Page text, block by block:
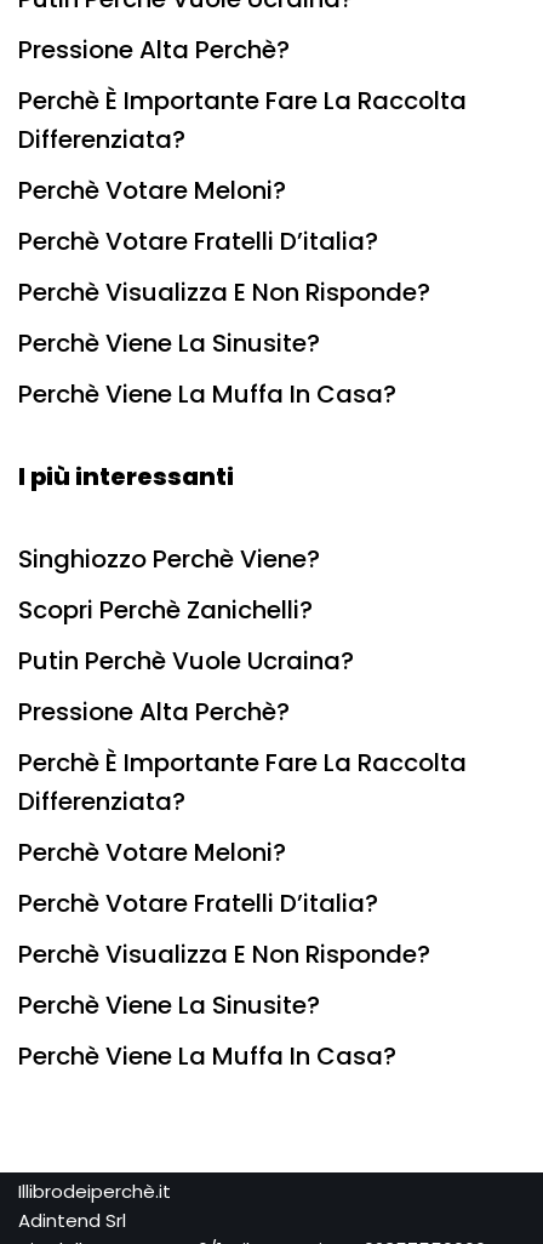
Pressione Alta Perchè?
Perchè È Importante Fare La Raccolta
Differenziata?
Perchè Votare Meloni?
Perchè Votare Fratelli D’italia?
Perchè Visualizza E Non Risponde?
Perchè Viene La Sinusite?
Perchè Viene La Muffa In Casa?
I più interessanti
Singhiozzo Perchè Viene?
Scopri Perchè Zanichelli?
Putin Perchè Vuole Ucraina?
Pressione Alta Perchè?
Perchè È Importante Fare La Raccolta
Differenziata?
Perchè Votare Meloni?
Perchè Votare Fratelli D’italia?
Perchè Visualizza E Non Risponde?
Perchè Viene La Sinusite?
Perchè Viene La Muffa In Casa?
Illibrodeiperchè.it
Adintend Srl